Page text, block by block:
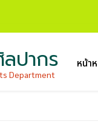
ปากร
Department
หน้า